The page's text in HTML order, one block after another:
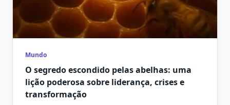
Mundo
O segredo escondido pelas abelhas: uma
lição poderosa sobre liderança, crises e
transformação